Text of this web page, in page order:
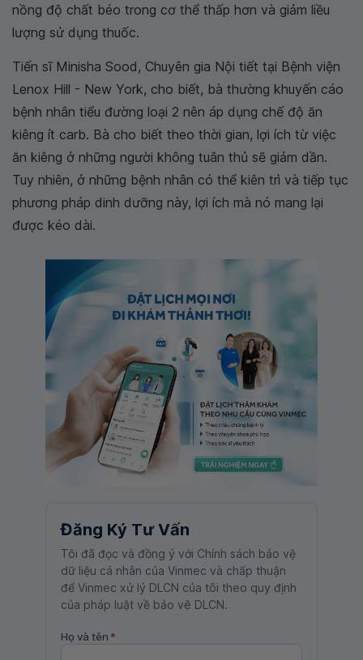
nồng độ chất béo trong cơ thể thấp hơn và giảm liều
lượng sử dụng thuốc.
Tiến sĩ Minisha Sood, Chuyên gia Nội tiết tại Bệnh viện
Lenox Hill - New York, cho biết, bà thường khuyến cáo
bệnh nhân tiểu đường loại 2 nên áp dụng chế độ ăn
kiêng ít carb. Bà cho biết theo thời gian, lợi ích từ việc
ăn kiêng ở những người không tuân thủ sẽ giảm dần.
Tuy nhiên, ở những bệnh nhân có thể kiên trì và tiếp tục
phương pháp dinh dưỡng này, lợi ích mà nó mang lại
được kéo dài.
Đăng Ký Tư Vấn
Tôi đã đọc và đồng ý với Chính sách bảo vệ
dữ liệu cá nhân của Vinmec và chấp thuận
để Vinmec xử lý DLCN của tôi theo quy định
của pháp luật về bảo vệ DLCN.
Họ và tên *